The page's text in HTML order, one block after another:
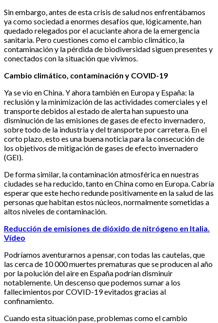
Sin embargo, antes de esta crisis de salud nos enfrentábamos
ya como sociedad a enormes desafíos que, lógicamente, han
quedado relegados por el acuciante ahora de la emergencia
sanitaria. Pero cuestiones como el cambio climático, la
contaminación y la pérdida de biodiversidad siguen presentes y
conectados con la situación que vivimos.
Cambio climático, contaminación y COVID-19
Ya se vio en China. Y ahora también en Europa y España: la
reclusión y la minimización de las actividades comerciales y el
transporte debidos al estado de alerta han supuesto una
disminución de las emisiones de gases de efecto invernadero,
sobre todo de la industria y del transporte por carretera. En el
corto plazo, esto es una buena noticia para la consecución de
los objetivos de mitigación de gases de efecto invernadero
(GEI).
De forma similar, la contaminación atmosférica en nuestras
ciudades se ha reducido, tanto en China como en Europa. Cabría
esperar que este hecho redunde positivamente en la salud de las
personas que habitan estos núcleos, normalmente sometidas a
altos niveles de contaminación.
Reducción de emisiones de dióxido de nitrógeno en Italia.
Vídeo
Podríamos aventurarnos a pensar, con todas las cautelas, que
las cerca de 10 000 muertes prematuras que se producen al año
por la polución del aire en España podrían disminuir
notablemente. Un descenso que podemos sumar a los
fallecimientos por COVID-19 evitados gracias al
confinamiento.
Cuando esta situación pase, problemas como el cambio